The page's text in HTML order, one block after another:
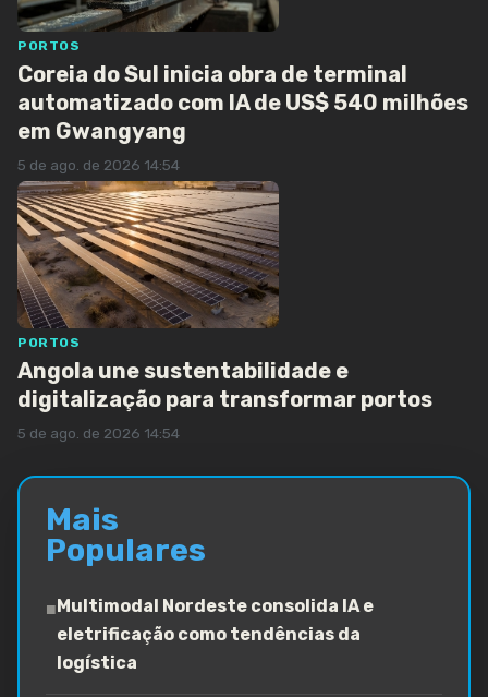
PORTOS
Coreia do Sul inicia obra de terminal
automatizado com IA de US$ 540 milhões
em Gwangyang
5 de ago. de 2026 14:54
PORTOS
Angola une sustentabilidade e
digitalização para transformar portos
5 de ago. de 2026 14:54
Mais
Populares
■Multimodal Nordeste consolida IA e
eletrificação como tendências da
logística